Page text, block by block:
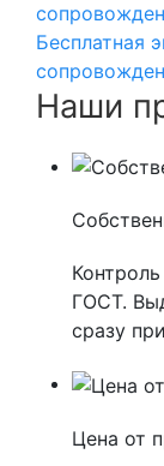
Бесплатная
Наши
ГОСТ.
сразу
Цена от